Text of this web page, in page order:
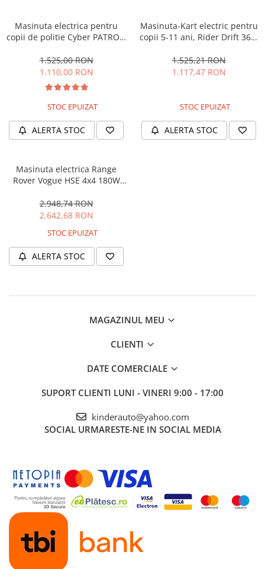
Masinuta electrica pentru
copii de politie Cyber PATROL,
90W, 12V, Black & White
1.525,00 RON
1.110,00 RON
STOC EPUIZAT
ALERTA STOC
Masinuta-Kart electric pentru
copii 5-11 ani, Rider Drift 360,
1.525,21 RON
1.117,47 RON
STOC EPUIZAT
ALERTA STOC
Masinuta electrica Range
Rover Vogue HSE 4x4 180W
2.948,74 RON
2.642,68 RON
STOC EPUIZAT
ALERTA STOC
MAGAZINUL MEU
CLIENTI
DATE COMERCIALE
SUPORT CLIENTI LUNI - VINERI 9:00 - 17:00
kinderauto@yahoo.com
SOCIAL URMARESTE-NE IN SOCIAL MEDIA